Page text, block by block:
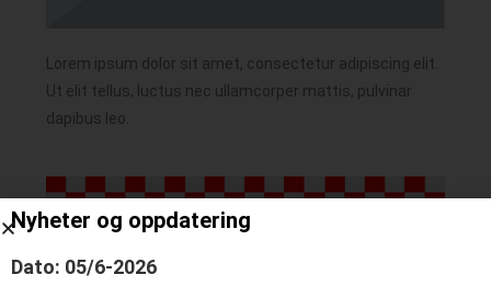
Lorem ipsum dolor sit amet, consectetur adipiscing elit.
Ut elit tellus, luctus nec ullamcorper mattis, pulvinar
dapibus leo.
Nyheter og oppdatering
Dato: 05/6-2026